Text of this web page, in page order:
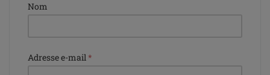
Nom
Adresse e-mail*